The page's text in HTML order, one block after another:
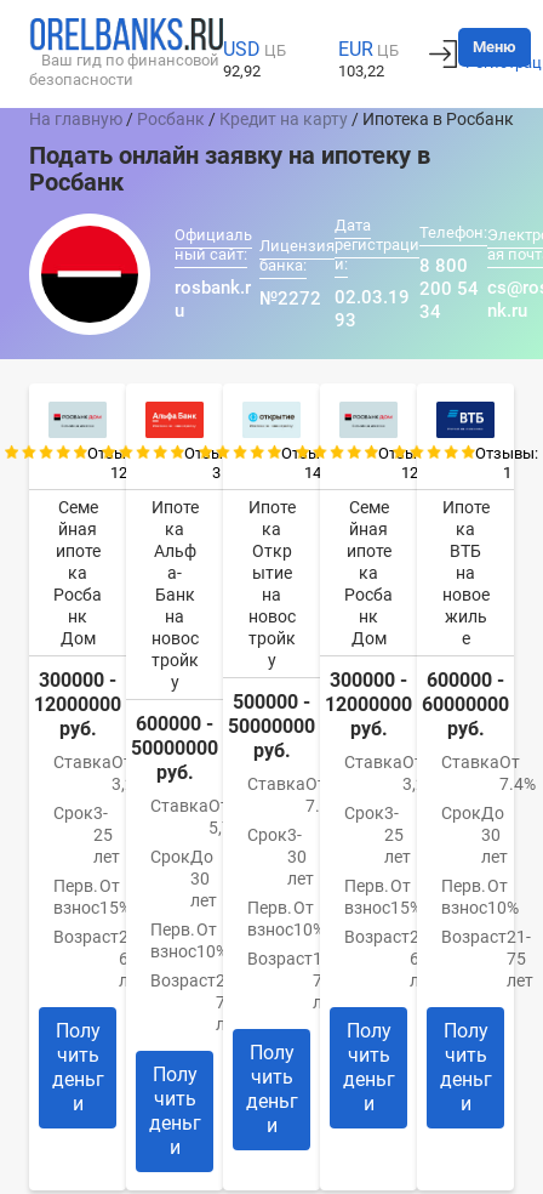
Ваш гид по финансовой
безопасности
USD ЦБ
92,92
EUR ЦБ
103,22
Вход
Меню
На главную / Росбанк / Кредит на карту / Ипотека в Росбанк
Подать онлайн заявку на ипотеку в
Росбанк
Официаль
ный сайт:
rosbank.r
u
Лицензия
банка:
№2272
Дата
регистраци
и:
02.03.19
93
Телефон:
8 800
200 54
34
ая
nk.ru
Отзывы:
12
Семе
йная
ипоте
ка
Росба
нк
Дом
300000 -
12000000
руб.
СтавкаОт
3,2%
Срок3-
25
лет
Перв.
взнос
От
15%
Возраст21-
65
лет
Полу
чить
деньг
и
Отзывы:
3
Ипоте
ка
Альф
а-
Банк
на
новос
тройк
у
600000 -
50000000
руб.
СтавкаОт
5,79%
СрокДо
30
лет
Перв.
взнос
От
10%
Возраст21-
70
лет
Полу
чить
деньг
и
Отзывы:
14
Ипоте
ка
Откр
ытие
на
новос
тройк
у
500000 -
50000000
руб.
СтавкаОт
7.5%
Срок3-
30
лет
Перв.
взнос
От
10%
Возраст18-
70
лет
Полу
чить
деньг
и
Отзывы:
12
Семе
йная
ипоте
ка
Росба
нк
Дом
300000 -
12000000
руб.
СтавкаОт
3,2%
Срок3-
25
лет
Перв.
взнос
От
15%
Возраст21-
65
лет
Полу
чить
деньг
и
Отзывы:
1
Ипоте
ка
ВТБ
на
новое
жиль
е
600000 -
60000000
руб.
СтавкаОт
7.4%
СрокДо
30
лет
Перв.
взнос
От
10%
Возраст21-
75
лет
Полу
чить
деньг
и